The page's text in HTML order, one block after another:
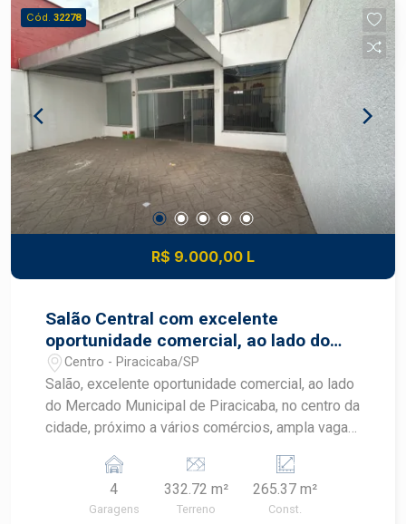
Cód. 32278
R$ 9.000,00 L
Salão Central com excelente
oportunidade comercial, ao lado do
Mercadão MunicipL
Centro - Piracicaba/SP
Salão, excelente oportunidade comercial, ao lado
do Mercado Municipal de Piracicaba, no centro da
cidade, próximo a vários comércios, ampla vaga
totalizando 332,72m2) e de construção 265,37
m2 2 banheiros, copa, área de luz, , pé direito de
8 metros.
4
Garagens
332.72 m²
Terreno
265.37 m²
Const.